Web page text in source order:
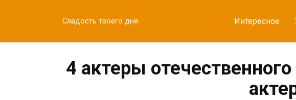
Сладость твоего дня Интересное
4 актеры